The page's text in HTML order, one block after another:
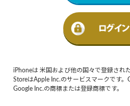
iPhoneは 米国および他の国々で登録され
StoreはApple Inc.のサービスマークです。
Google Inc.の商標または登録商標です。